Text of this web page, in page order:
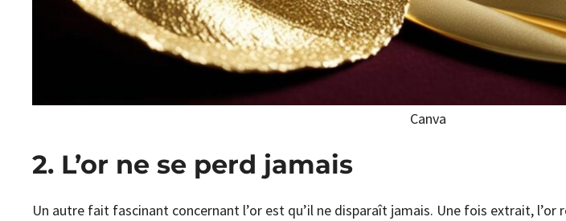
Canva
2. L’or ne se perd jamais
Un autre fait fascinant concernant l’or est qu’il ne disparaît jamais. Une fois extrait, l’or